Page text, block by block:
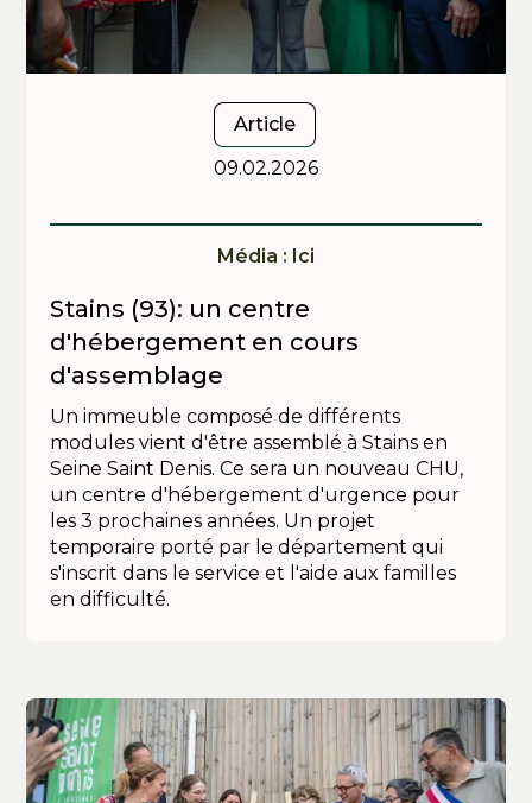
Article
09.02.2026
Média : Ici
Stains (93): un centre
d'hébergement en cours
d'assemblage
Un immeuble composé de différents
modules vient d'être assemblé à Stains en
Seine Saint Denis. Ce sera un nouveau CHU,
un centre d'hébergement d'urgence pour
les 3 prochaines années. Un projet
temporaire porté par le département qui
s'inscrit dans le service et l'aide aux familles
en difficulté.